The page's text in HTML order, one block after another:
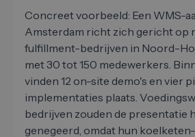
Concreet voorbeeld: Een WMS-
Amsterdam richt zich gericht op
fulfillment-bedrijven in Noord-
met 30 tot 150 medewerkers.
vinden 12 on-site demo's en vier
implementaties plaats.
bedrijven zouden de presentatie
genegeerd, omdat hun